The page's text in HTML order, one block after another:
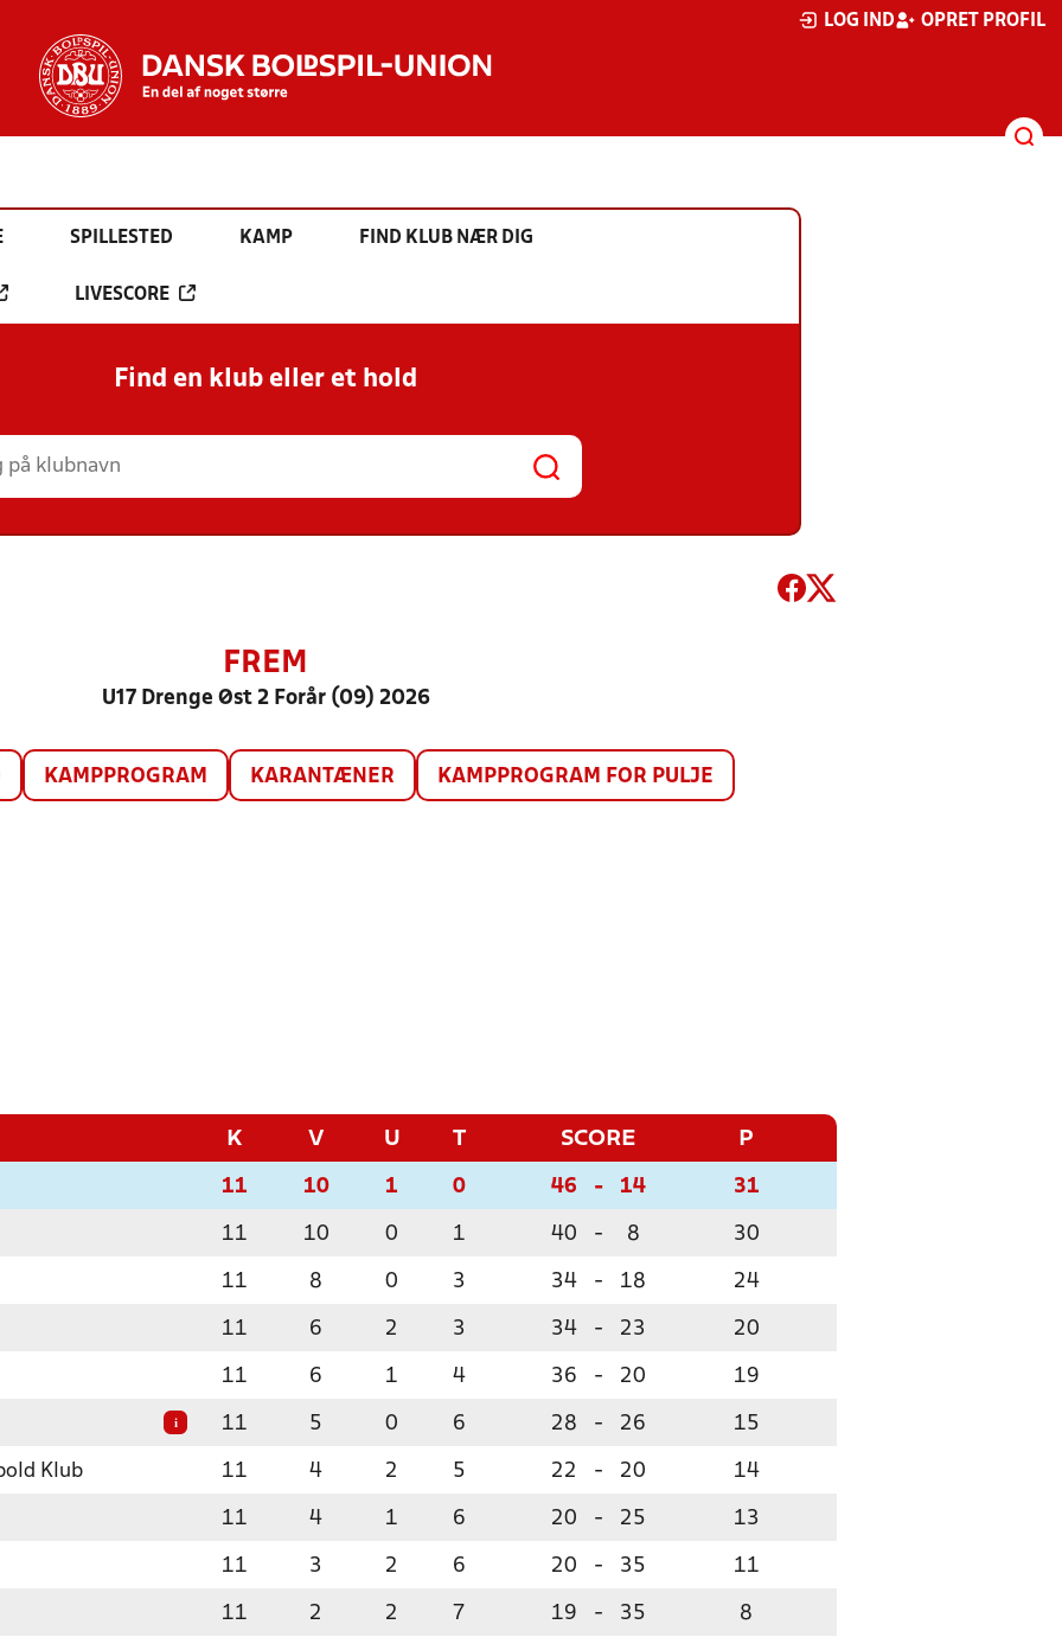
LOG IND OPRET PROFIL
SPILLESTED KAMP FIND KLUB NÆR DIG
LIVESCORE
Find en klub eller et hold
FREM
U17 Drenge Øst 2 Forår (09) 2026
KAMPPROGRAM KARANTÆNER KAMPPROGRAM FOR PULJE
K V U T SCORE P
11 10 1 0 46 - 14 31
11 10 0 1 40 - 8 30
11 8 0 3 34 - 18 24
11 6 2 3 34 - 23 20
11 6 1 4 36 - 20 19
i 11 5 0 6 28 - 26 15
Klub 11 4 2 5 22 - 20 14
11 4 1 6 20 - 25 13
11 3 2 6 20 - 35 11
11 2 2 7 19 - 35 8